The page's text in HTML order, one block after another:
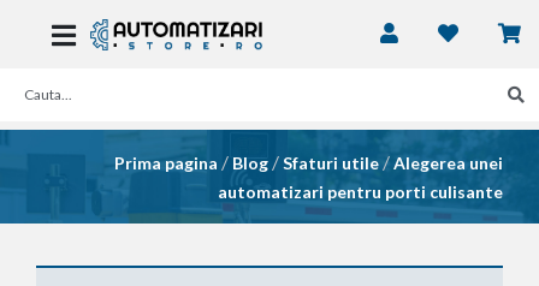
Prima pagina / Blog /Sfaturi utile /Alegerea unei
automatizari pentru porti culisante